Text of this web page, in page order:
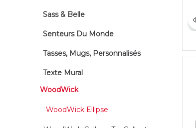
Sass & Belle
Senteurs Du Monde
Tasses, Mugs, Personnalisés
Texte Mural
WoodWick
WoodWick Ellipse